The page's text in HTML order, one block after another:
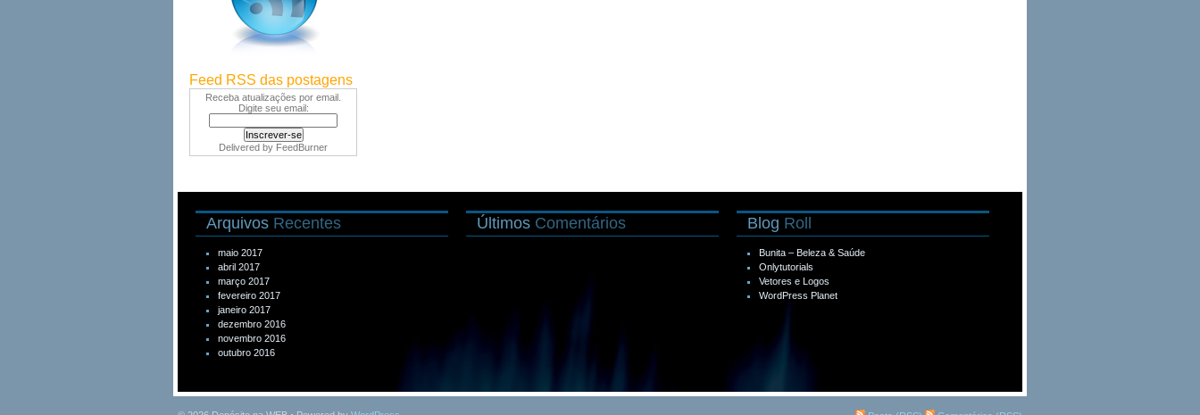
Feed RSS das postagens
Receba atualizações por email.
Digite seu email:
Delivered by FeedBurner
Arquivos Recentes
maio 2017
abril 2017
março 2017
fevereiro 2017
janeiro 2017
dezembro 2016
novembro 2016
outubro 2016
Últimos Comentários Blog Roll
Bunita – Beleza & Saúde
Onlytutorials
Vetores e Logos
WordPress Planet